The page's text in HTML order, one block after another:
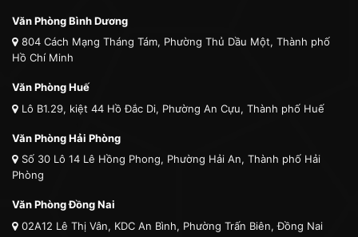
Văn Phòng Bình Dương
804 Cách Mạng Tháng Tám, Phường Thủ Dầu Một, Thành phố
Hồ Chí Minh
Văn Phòng Huế
Lô B1.29, kiệt 44 Hồ Đắc Di, Phường An Cựu, Thành phố Huế
Văn Phòng Hải Phòng
Số 30 Lô 14 Lê Hồng Phong, Phường Hải An, Thành phố Hải
Phòng
Văn Phòng Đồng Nai
02A12 Lê Thị Vân, KDC An Bình, Phường Trấn Biên, Đồng Nai